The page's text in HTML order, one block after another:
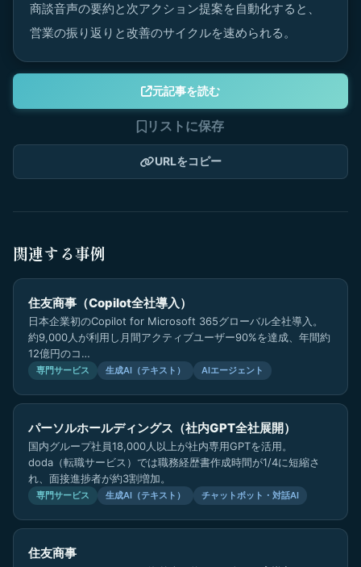
商談音声の要約と次アクション提案を自動化すると、
営業の振り返りと改善のサイクルを速められる。
元記事を読む
リストに保存
URLをコピー
関連する事例
住友商事（Copilot全社導入）
日本企業初のCopilot for Microsoft 365グローバル全社導入。
約9,000人が利用し月間アクティブユーザー90%を達成、年間約
12億円のコ…
専門サービス 生成AI（テキスト） AIエージェント
パーソルホールディングス（社内GPT全社展開）
国内グループ社員18,000人以上が社内専用GPTを活用。
doda（転職サービス）では職務経歴書作成時間が1/4に短縮さ
れ、面接進捗者が約3割増加。
専門サービス 生成AI（テキスト） チャットボット・対話AI
住友商事